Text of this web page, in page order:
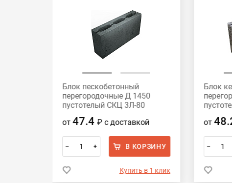
Блок пескобетонный
перегородочные Д 1450
пустотелый СКЦ 3Л-80
от 47.4 ₽ с доставкой
– + В КОРЗИНУ
Купить в 1 клик
Блок
от
–